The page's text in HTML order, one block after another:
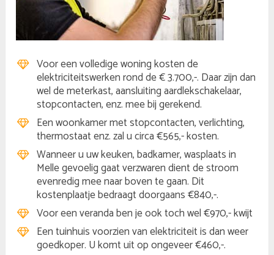
Voor een volledige woning kosten de
elektriciteitswerken rond de € 3.700,-. Daar zijn dan
wel de meterkast, aansluiting aardlekschakelaar,
stopcontacten, enz. mee bij gerekend.
Een woonkamer met stopcontacten, verlichting,
thermostaat enz. zal u circa €565,- kosten.
Wanneer u uw keuken, badkamer, wasplaats in
Melle gevoelig gaat verzwaren dient de stroom
evenredig mee naar boven te gaan. Dit
kostenplaatje bedraagt doorgaans €840,-.
Voor een veranda ben je ook toch wel €970,- kwijt
Een tuinhuis voorzien van elektriciteit is dan weer
goedkoper. U komt uit op ongeveer €460,-.